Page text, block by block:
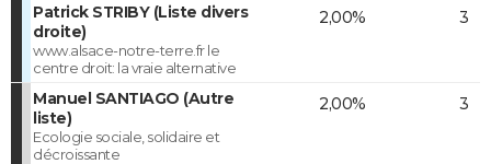
Patrick STRIBY (Liste divers
droite)
www.alsace-notre-terre.fr le
centre droit: la vraie alternative
2,00% 3
Manuel SANTIAGO (Autre
liste)
Ecologie sociale, solidaire et
décroissante
2,00% 3